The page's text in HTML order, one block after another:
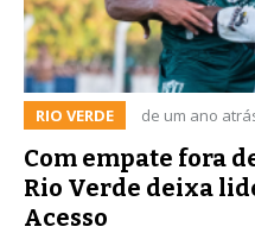
RIO VERDE de um ano
Com empate fora
Rio Verde deixa
Acesso